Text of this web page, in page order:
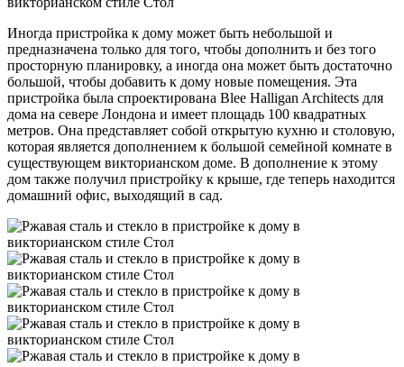
Иногда пристройка к дому может быть небольшой и
предназначена только для того, чтобы дополнить и без того
просторную планировку, а иногда она может быть достаточно
большой, чтобы добавить к дому новые помещения. Эта
пристройка была спроектирована Blee Halligan Architects для
дома на севере Лондона и имеет площадь 100 квадратных
метров. Она представляет собой открытую кухню и столовую,
которая является дополнением к большой семейной комнате в
существующем викторианском доме. В дополнение к этому
дом также получил пристройку к крыше, где теперь находится
домашний офис, выходящий в сад.